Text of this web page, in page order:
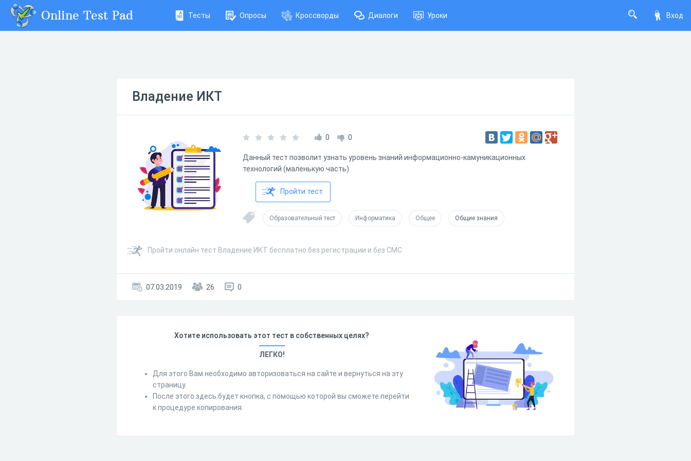
Вход
Online Test Pad Тесты Опросы Кроссворды Диалоги Уроки
Владение ИКТ
0 0
Данный тест позволит узнать уровень знаний информационно-камуникационных
технологий (маленькую часть)
Пройти тест
Образовательный тест Информатика Общее Общие знания
Пройти онлайн тест Владение ИКТ бесплатно без регистрации и без СМС
07.03.2019 26 0
Хотите использовать этот тест в собственных целях?
ЛЕГКО!
Для этого Вам необходимо авторизоваться на сайте и вернуться на эту
страницу.
После этого здесь будет кнопка, с помощью которой вы сможете перейти
к процедуре копирования.